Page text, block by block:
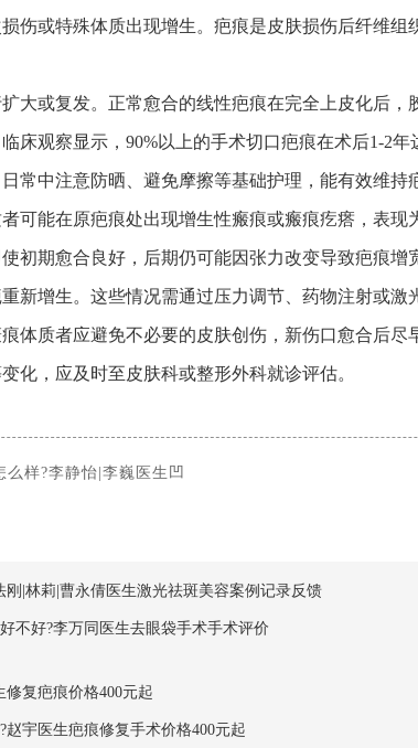
伤或特殊体质出现增生。疤痕是皮肤损伤后纤维组
大或复发。正常愈合的线性疤痕在完全上皮化后，
床观察显示，90%以上的手术切口疤痕在术后1-2
常中注意防晒、避免摩擦等基础护理，能有效维持
可能在原疤痕处出现增生性瘢痕或瘢痕疙瘩，表现
初期愈合良好，后期仍可能因张力改变导致疤痕增
新增生。这些情况需通过压力调节、药物注射或激
体质者应避免不必要的皮肤创伤，新伤口愈合后尽
化，应及时至皮肤科或整形外科就诊评估。
么样?李静怡|李巍医生凹
|林莉|曹永倩医生激光祛斑美容案例记录反馈
不好?李万同医生去眼袋手术手术评价
复疤痕价格400元起
宇医生疤痕修复手术价格400元起